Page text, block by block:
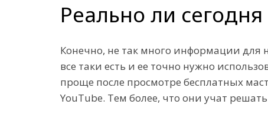
Реально ли
Конечно, не так много информации
все таки есть и ее точно нужно
проще после просмотре бесплатных
YouTube. Тем более, что они учат